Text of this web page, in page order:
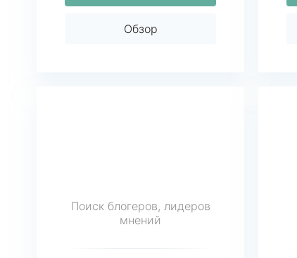
Обзор
Поиск блогеров, лидеров
мнений